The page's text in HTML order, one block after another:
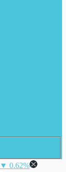
▼ 0.62%